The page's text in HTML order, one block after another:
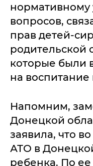
нормативному
вопросов,
прав детей-
родительской
которые были
на воспитание
Напомним,
Донецкой
заявила, что
АТО в
ребенка. По